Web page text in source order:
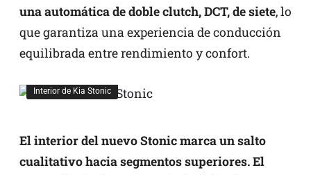
una automática de doble clutch, DCT, de siete, lo
que garantiza una experiencia de conducción
equilibrada entre rendimiento y confort.
Interior de Kia Stonic
El interior del nuevo Stonic marca un salto
cualitativo hacia segmentos superiores. El